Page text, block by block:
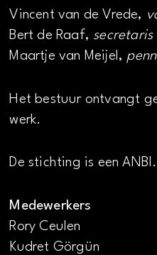
Vincent van de Vrede,
Bert de Raaf, secretaris
Maartje van Meijel,
Het bestuur ontvangt
werk.
De stichting is een ANBI.
Medewerkers
Rory Ceulen
Kudret Görgün